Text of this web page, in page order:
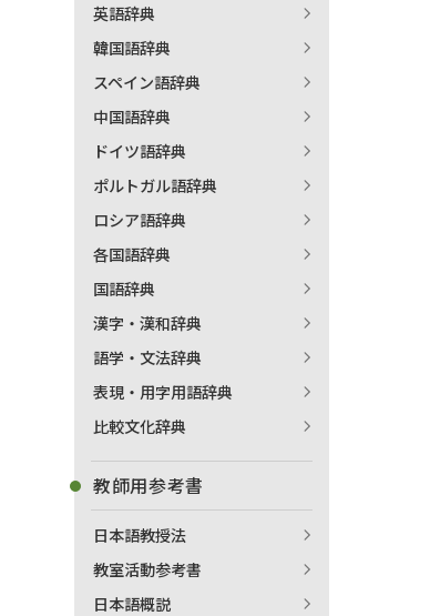
英語辞典
韓国語辞典
スペイン語辞典
中国語辞典
ドイツ語辞典
ポルトガル語辞典
ロシア語辞典
各国語辞典
国語辞典
漢字・漢和辞典
語学・文法辞典
表現・用字用語辞典
比較文化辞典
教師用参考書
日本語教授法
教室活動参考書
日本語概説